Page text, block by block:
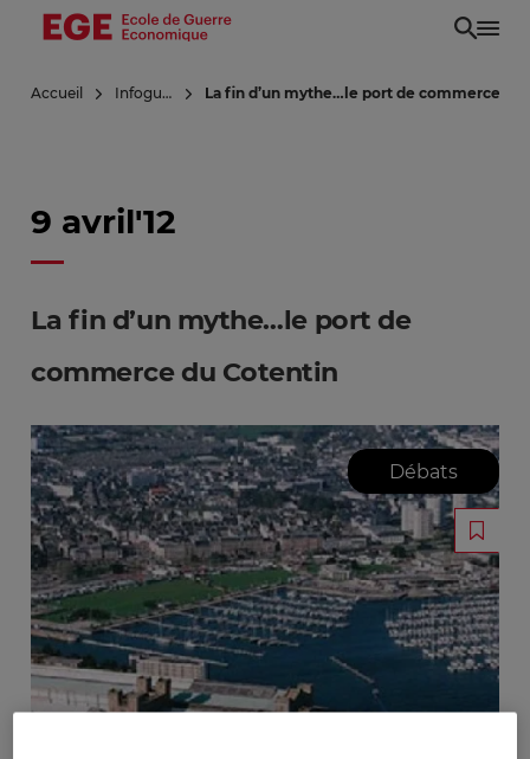
Aller
principal
Accueil Infoguerre La fin d’un mythe…le port de commerce du
9 avril'12
La fin d’un mythe…le port de
commerce du Cotentin
Débats